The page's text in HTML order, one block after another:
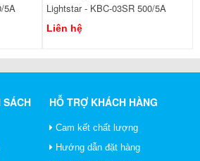
5A
Lightstar - KBC-03SR 500/5A
Liên hệ
SÁCH HỖ TRỢ KHÁCH HÀNG
Cam kết chất lượng
Hướng dẫn đặt hàng